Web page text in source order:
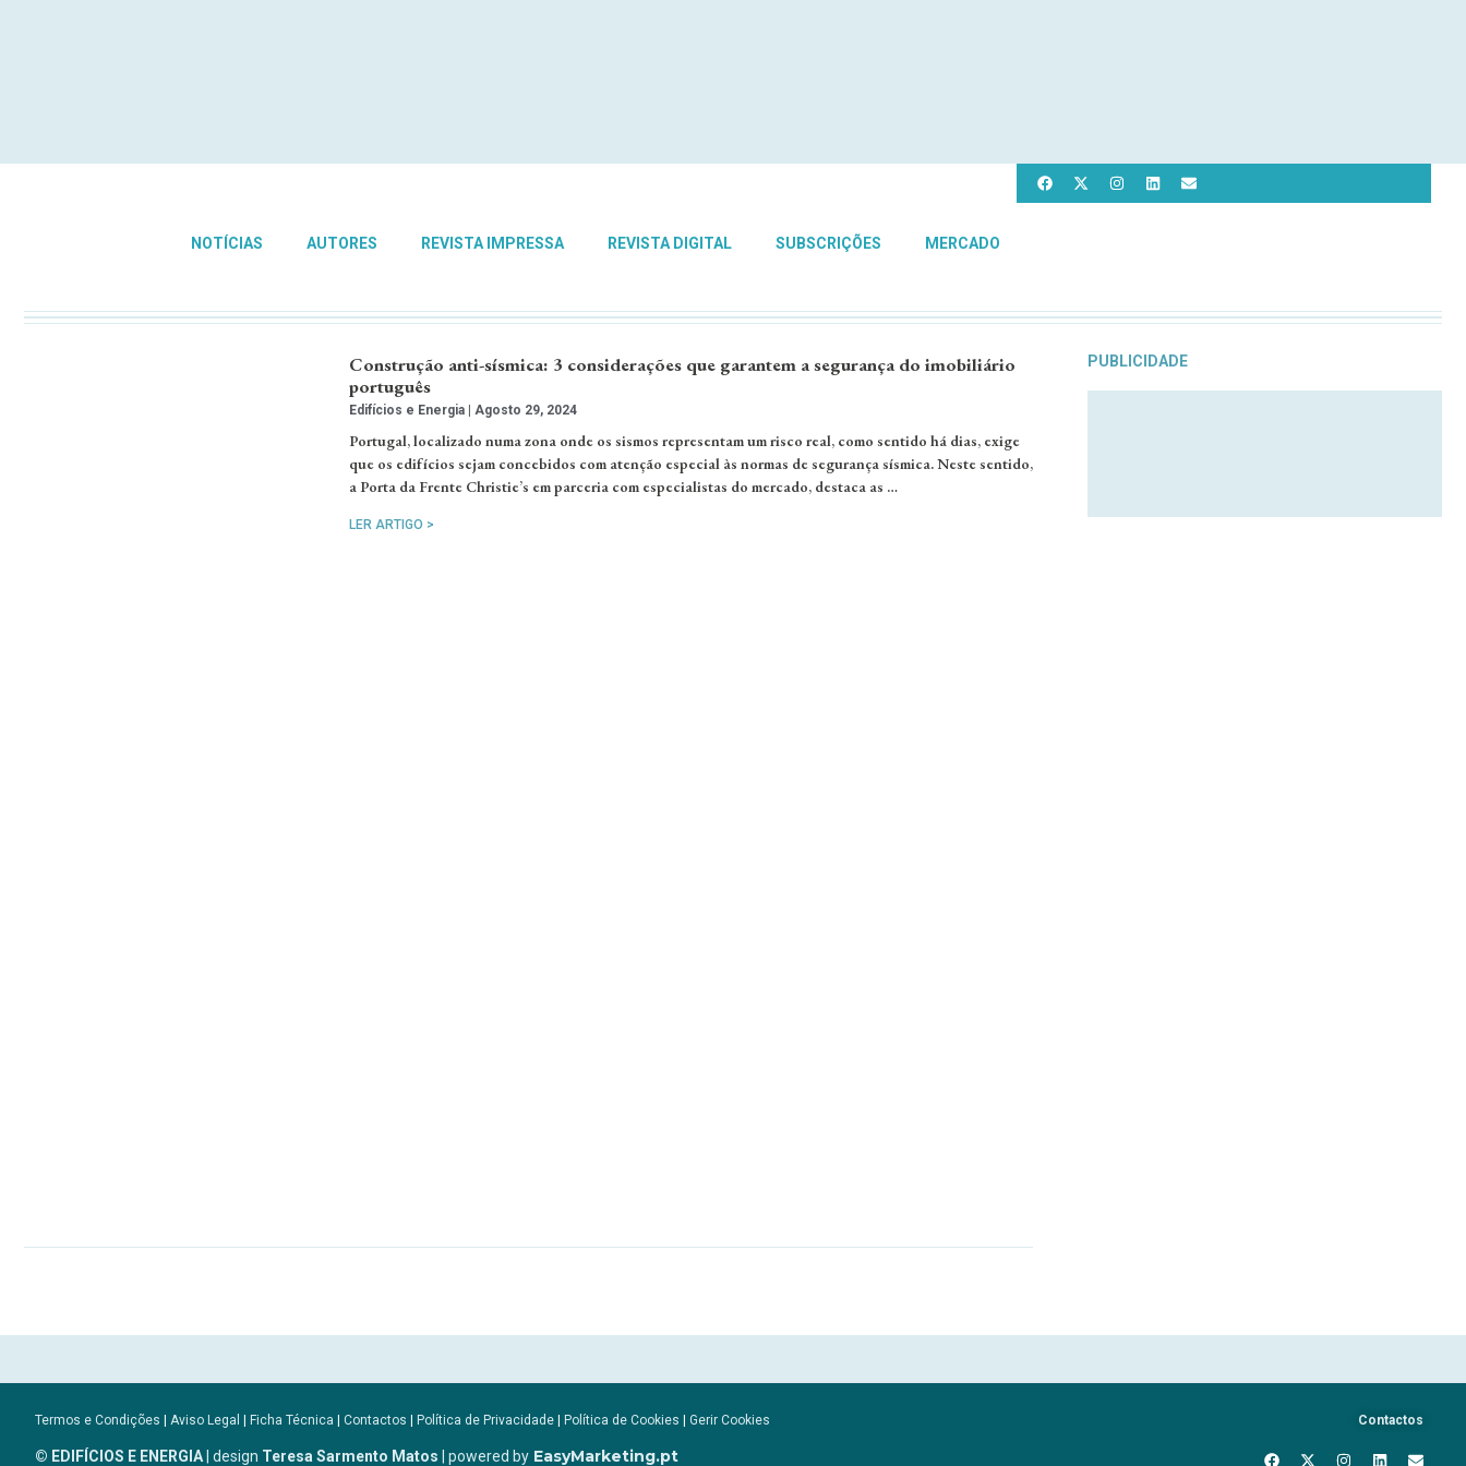
NOTÍCIAS AUTORES REVISTA IMPRESSA REVISTA DIGITAL SUBSCRIÇÕES MERCADO
Construção anti-sísmica: 3 considerações que garantem a segurança do imobiliário
português
Edifícios e Energia Agosto 29, 2024
Portugal, localizado numa zona onde os sismos representam um risco real, como sentido há dias, exige
que os edifícios sejam concebidos com atenção especial às normas de segurança sísmica. Neste sentido,
a Porta da Frente Christie’s em parceria com especialistas do mercado, destaca as …
LER ARTIGO >
PUBLICIDADE
Termos e Condições | Aviso Legal | Ficha Técnica | Contactos | Política de Privacidade | Política de Cookies | Gerir Cookies
© EDIFÍCIOS E ENERGIA| design Teresa Sarmento Matos | powered by EasyMarketing.pt
Contactos